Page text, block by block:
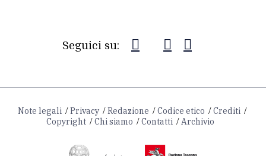
Seguici su:
Note legali Privacy Redazione Codice etico
Crediti
Copyright
Chi siamo Contatti Archivio